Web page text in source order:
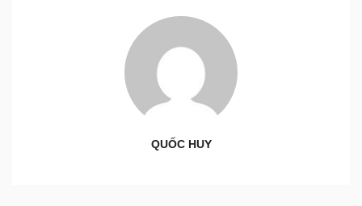
QUỐC HUY